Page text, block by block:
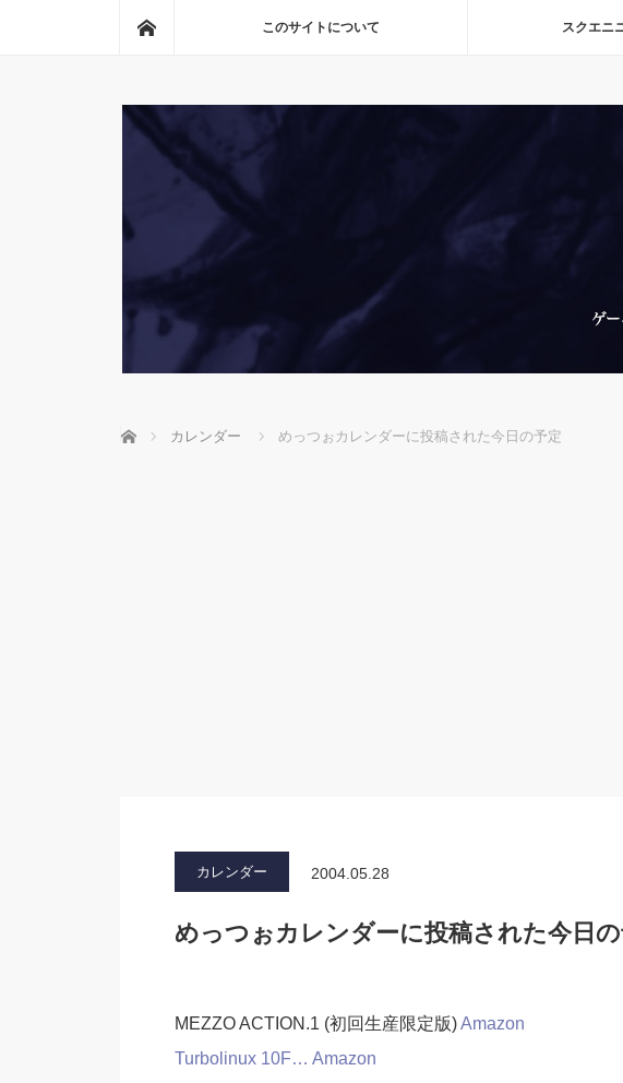
このサイトについて スクエニ
ホーム カレンダー めっつぉカレンダーに投稿された今日の予定
カレンダー 2004.05.28
めっつぉカレンダーに投稿された今日
MEZZO ACTION.1 (初回生産限定版)Amazon
Turbolinux 10F… Amazon